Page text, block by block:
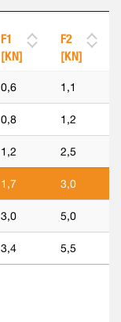
F1
[KN]
F2
[KN]
0,6 1,1
0,8 1,2
1,2 2,5
1,7 3,0
3,0 5,0
3,4 5,5